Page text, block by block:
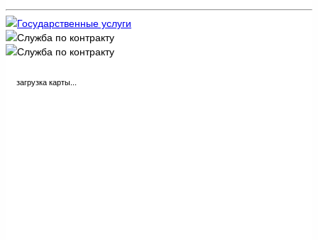
загрузка карты...